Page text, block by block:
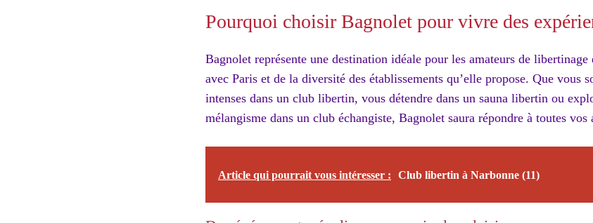
Pourquoi choisir Bagnolet pour vivre des
Bagnolet représente une destination idéale pour les amateurs de
avec Paris et de la diversité des établissements qu’elle propose. Que vous
intenses dans un club libertin, vous détendre dans un sauna libertin ou
mélangisme dans un club échangiste, Bagnolet saura répondre à toutes vos
Article qui pourrait vous intéresser : Club libertin à Narbonne (11)